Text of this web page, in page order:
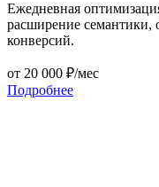
Ежедневная
расширение семантики,
конверсий.
от 20 000 ₽/мес
Подробнее